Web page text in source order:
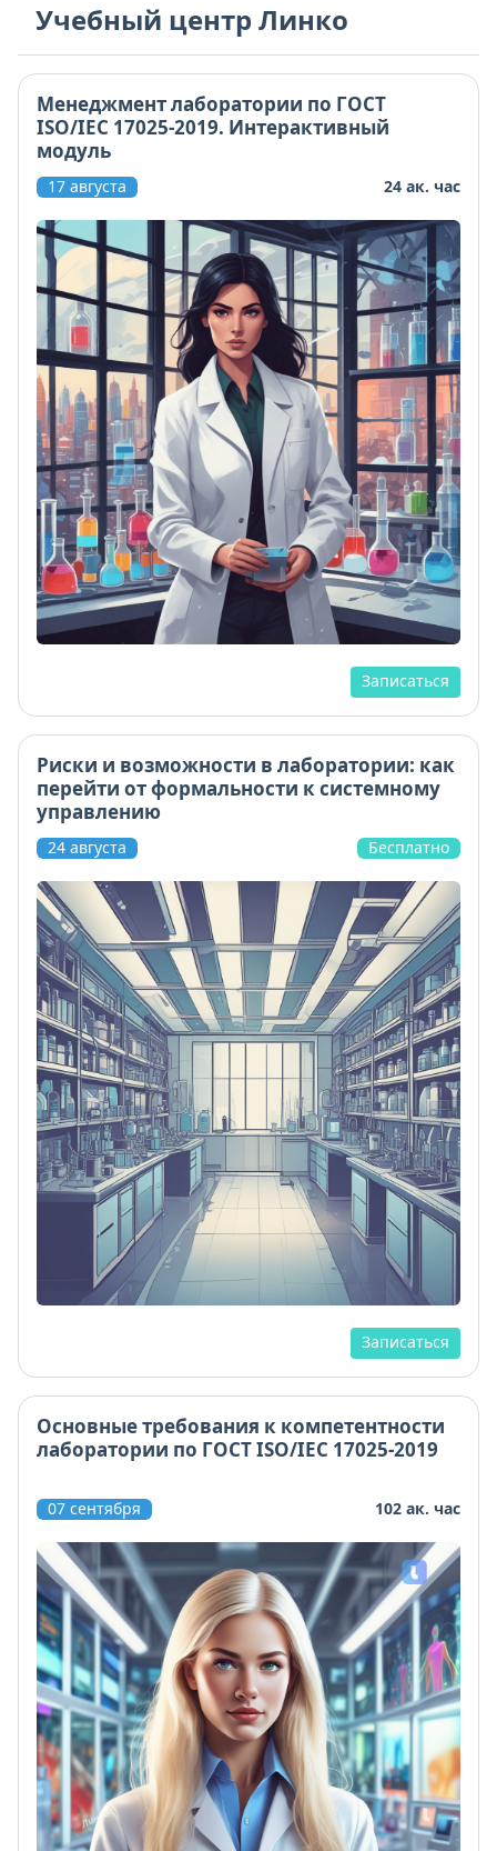
Учебный центр Линко
Менеджмент лаборатории по ГОСТ
ISO/IEC 17025-2019. Интерактивный
модуль
17 августа 24 ак. час
Записаться
Риски и возможности в лаборатории: как
перейти от формальности к системному
управлению
24 августа Бесплатно
Записаться
Основные требования к компетентности
лаборатории по ГОСТ ISO/IEC 17025-2019
07 сентября 102 ак. час